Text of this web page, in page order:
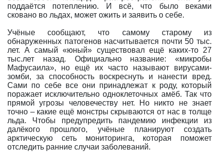
поддаётся потеплению. И всё, что было веками
сковано во льдах, может ожить и заявить о себе.
Учёные сообщают, что самому старому из
обнаруженных патогенов насчитывается почти 50 тыс.
лет. А самый «юный» существовал ещё каких-то 27
тыс.лет назад. Официально название: «микробы
Мафусаила», но ещё их часто называют вирусами-
зомби, за способность воскреснуть и нанести вред.
Сами по себе все они принадлежат к роду, который
поражает исключительно одноклеточных амёб. Так что
прямой угрозы человечеству нет. Но никто не знает
точно – какие ещё монстры скрываются от нас в толще
льда. Чтобы предупредить пандемию инфекции из
далёкого прошлого, учёные планируют создать
арктическую сеть мониторинга, которая поможет
отследить ранние случаи заболеваний.